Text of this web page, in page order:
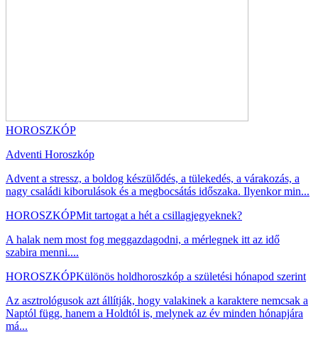
HOROSZKÓP
Adventi Horoszkóp
Advent a stressz, a boldog készülődés, a tülekedés, a várakozás, a
nagy családi kiborulások és a megbocsátás időszaka. Ilyenkor min...
HOROSZKÓPMit tartogat a hét a csillagjegyeknek?
A halak nem most fog meggazdagodni, a mérlegnek itt az idő
szabira menni....
HOROSZKÓPKülönös holdhoroszkóp a születési hónapod szerint
Az asztrológusok azt állítják, hogy valakinek a karaktere nemcsak a
Naptól függ, hanem a Holdtól is, melynek az év minden hónapjára
má...